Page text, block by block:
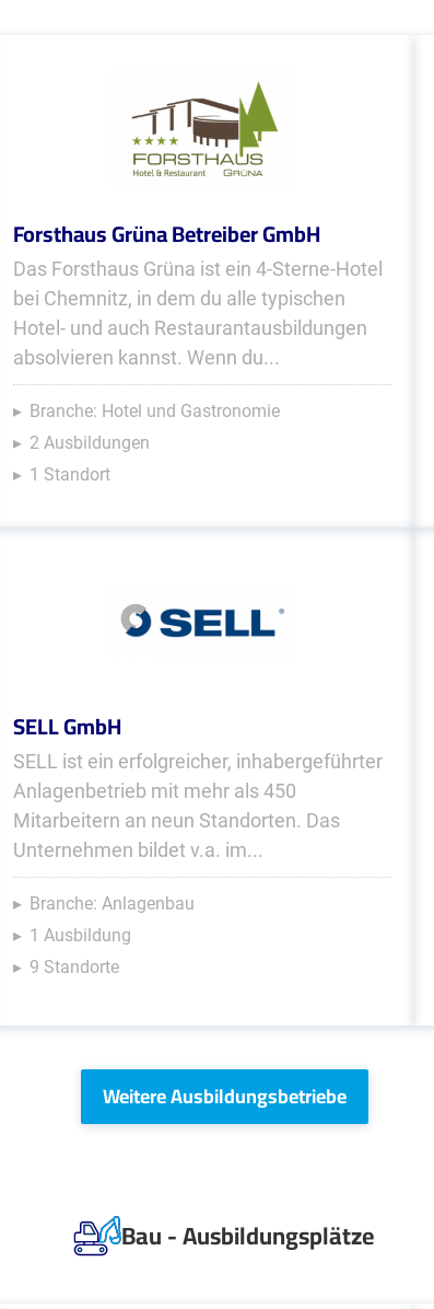
Forsthaus Grüna Betreiber GmbH
Das Forsthaus Grüna ist ein 4-Sterne-Hotel
bei Chemnitz, in dem du alle typischen
Hotel- und auch Restaurantausbildungen
absolvieren kannst. Wenn du...
Branche: Hotel und Gastronomie
2 Ausbildungen
1 Standort
SELL GmbH
SELL ist ein erfolgreicher, inhabergeführter
Anlagenbetrieb mit mehr als 450
Mitarbeitern an neun Standorten. Das
Unternehmen bildet v.a. im...
Branche: Anlagenbau
1 Ausbildung
9 Standorte
Weitere Ausbildungsbetriebe
Bau - Ausbildungsplätze